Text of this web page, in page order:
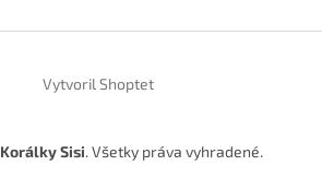
Vytvoril Shoptet
Korálky Sisi. Všetky práva vyhradené.